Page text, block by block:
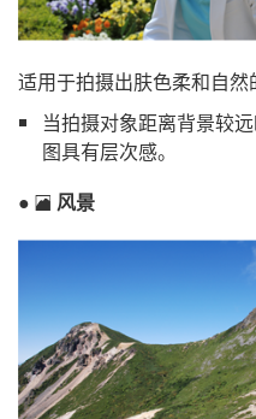
适用于拍摄出肤色柔和自然
当拍摄对象距离背景较
图具有层次感。
l 风景